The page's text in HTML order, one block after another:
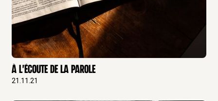
Talenthéo, Montmartre, Octobre 2019
Exercer une autorité ajustée,
Montmartre, Janvier 2020
Autorité et liberté,Formation Talenthéo, Montmartre,
Mars 2020
La relation communion,
Montmartre, Mai 2020
La mort de Jésus,
À l'écoute de la Parole
21.11.21